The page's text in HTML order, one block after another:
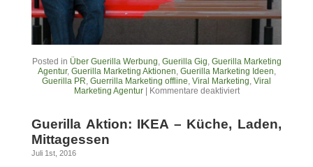
Posted in Über Guerilla Werbung, Guerilla Gig, Guerilla Marketing
Agentur, Guerilla Marketing Aktionen, Guerilla Marketing Ideen,
Guerilla PR, Guerrilla Marketing offline, Viral Marketing, Viral
Marketing Agentur| Kommentare deaktiviert
Guerilla Aktion: IKEA – Küche, Laden,
Mittagessen
Juli 1st, 2016